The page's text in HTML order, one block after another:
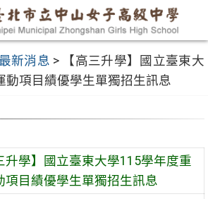
最新消息 >
【高三升學】國立臺東大
動項目績優學生單獨招生訊息
升學】國立臺東大學115學年度重
項目績優學生單獨招生訊息